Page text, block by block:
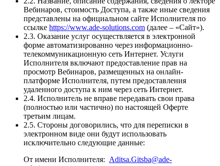
Вебинаров, стоимость Доступа, а также иные сведения
представлены на официальном сайте Исполнителя по
ссылке https://www.ade-solutions.com (далее – «Сайт»).
2.3. Оказание услуг осуществляется в электронной
форме автоматизированно через информационно-
телекоммуникационную сеть Интернет. Услуги
Исполнителя включают предоставление прав на
просмотр Вебинаров, размещенных на онлайн-
платформе Исполнителя, путем предоставления
удаленного доступа к ним через сеть Интернет.
2.4. Исполнитель не вправе передавать свои права
(полностью или частично) по настоящей Оферте
третьим лицам.
2.5. Стороны договорились, что для переписки в
электронном виде они будут использовать
исключительно следующие данные:
От имени Исполнителя: Aditsa.Gitsba@ade-